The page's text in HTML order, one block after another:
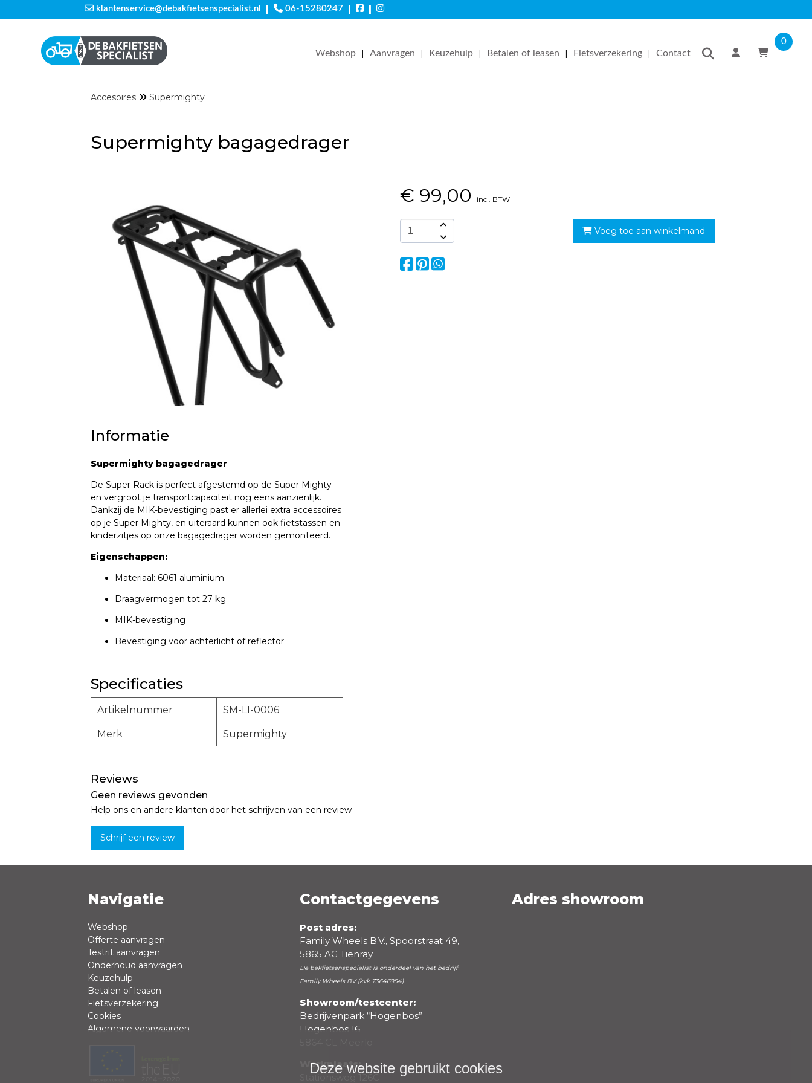
klantenservice@debakfietsenspecialist.nl | 06-15280247 | |
Webshop | Aanvragen | Keuzehulp | Betalen of leasen | Fietsverzekering | Contact
0
Accesoires Supermighty
Supermighty bagagedrager
€ 99,00 incl. BTW
Voeg toe aan winkelmand
Informatie
Supermighty bagagedrager
De Super Rack is perfect afgestemd op de Super Mighty
en vergroot je transportcapaciteit nog eens aanzienlijk.
Dankzij de MIK-bevestiging past er allerlei extra accessoires
op je Super Mighty, en uiteraard kunnen ook fietstassen en
kinderzitjes op onze bagagedrager worden gemonteerd.
Eigenschappen:
Materiaal: 6061 aluminium
Draagvermogen tot 27 kg
MIK-bevestiging
Bevestiging voor achterlicht of reflector
Specificaties
Artikelnummer SM-LI-0006
Merk Supermighty
Reviews
Geen reviews gevonden
Help ons en andere klanten door het schrijven van een review
Schrijf een review
Naam * Emailadres *
Review *
Positieve punten Negatieve punten
Navigatie
Webshop
Offerte aanvragen
Testrit aanvragen
Onderhoud aanvragen
Keuzehulp
Betalen of leasen
Fietsverzekering
Cookies
Algemene voorwaarden
Contactgegevens
Post adres:
Family Wheels B.V., Spoorstraat 49,
5865 AG Tienray
De bakfietsenspecialist is onderdeel van het bedrijf
Family Wheels BV (kvk 73646954)
Showroom/testcenter:
Bedrijvenpark “Hogenbos”
Hogenbos 16
Werkplaats:
Adres showroom
Deze website gebruikt cookies